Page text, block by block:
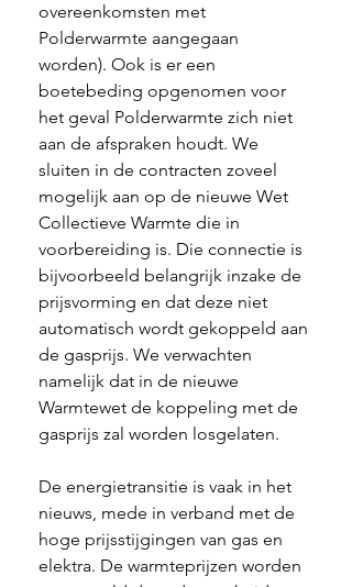
overeenkomsten met
Polderwarmte aangegaan
worden). Ook is er een
boetebeding opgenomen voor
het geval Polderwarmte zich niet
aan de afspraken houdt. We
sluiten in de contracten zoveel
mogelijk aan op de nieuwe Wet
Collectieve Warmte die in
voorbereiding is. Die connectie is
bijvoorbeeld belangrijk inzake de
prijsvorming en dat deze niet
automatisch wordt gekoppeld aan
de gasprijs. We verwachten
namelijk dat in de nieuwe
Warmtewet de koppeling met de
gasprijs zal worden losgelaten.
De energietransitie is vaak in het
nieuws, mede in verband met de
hoge prijsstijgingen van gas en
elektra. De warmteprijzen worden